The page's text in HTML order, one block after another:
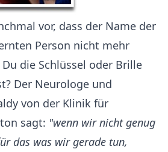
vor, dass der Name der
Person nicht mehr
die Schlüssel oder Brille
Der Neurologe und
von der Klinik für
sagt: "wenn wir nicht genug
das was wir gerade tun,